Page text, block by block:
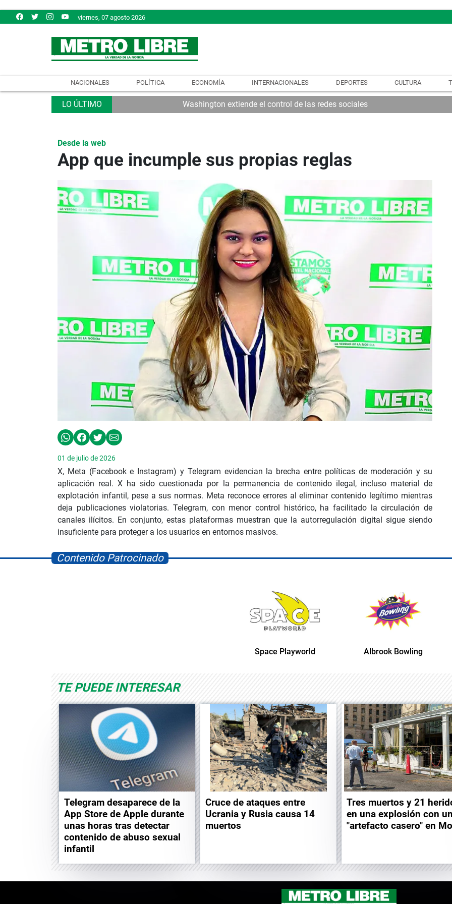
viernes, 07 agosto 2026
NACIONALES POLÍTICA ECONOMÍA INTERNACIONALES DEPORTES CULTURA
Washington extiende el control de las redes sociales
Desde la web
App que incumple sus propias reglas
01 de julio de 2026
X, Meta (Facebook e Instagram) y Telegram evidencian la brecha entre políticas de moderación y su
aplicación real. X ha sido cuestionada por la permanencia de contenido ilegal, incluso material de
explotación infantil, pese a sus normas. Meta reconoce errores al eliminar contenido legítimo mientras
deja publicaciones violatorias. Telegram, con menor control histórico, ha facilitado la circulación de
canales ilícitos. En conjunto, estas plataformas muestran que la autorregulación digital sigue siendo
insuficiente para proteger a los usuarios en entornos masivos.
Contenido Patrocinado
Space Playworld Albrook Bowling
TE PUEDE INTERESAR
Telegram desaparece de la
App Store de Apple durante
unas horas tras detectar
contenido de abuso sexual
infantil
Cruce de ataques entre
Ucrania y Rusia causa 14
muertos
Tres muertos y 21
en una explosión con un
"artefacto casero" en